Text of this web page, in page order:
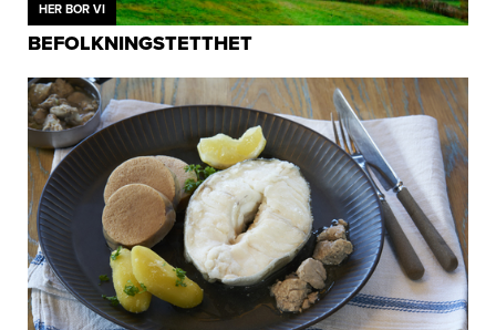
HER BOR VI
BEFOLKNINGSTETTHET